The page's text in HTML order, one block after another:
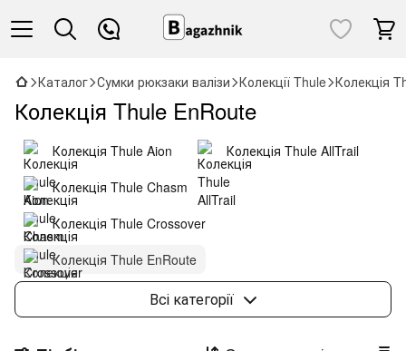
Каталог Сумки рюкзаки валізи Колекції Thule Колекція
Колекція Thule EnRoute
Колекція Thule Aion
Колекція Thule AllTrail
Колекція Thule Chasm
Колекція Thule Crossover
Колекція Thule EnRoute
Колекція Thule Landmark
Всі категорії